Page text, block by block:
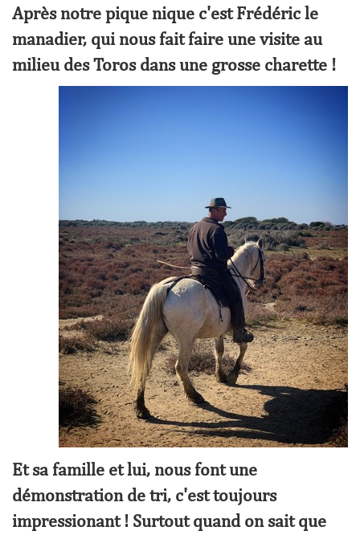
Après notre pique nique c'est Frédéric le
manadier, qui nous fait faire une visite au
milieu des Toros dans une grosse charette !
Et sa famille et lui, nous font une
démonstration de tri, c'est toujours
impressionant ! Surtout quand on sait que